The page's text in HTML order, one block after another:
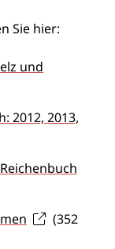
Sie hier:
und
2012, 2013,
(352